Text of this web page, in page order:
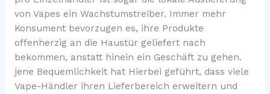
von Vapes ein Wachstumstreiber. Immer mehr
Konsument bevorzugen es, ihre Produkte
offenherzig an die Haustür geliefert nach
bekommen, anstatt hinein ein Geschäft zu gehen.
jene Bequemlichkeit hat Hierbei geführt, dass viele
Vape-Händler ihren Lieferbereich erweitern und